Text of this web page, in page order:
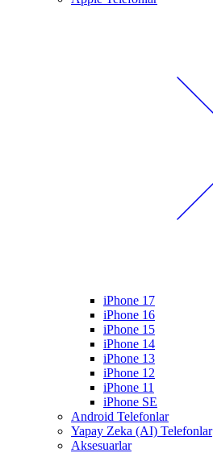
iPhone 17
iPhone 16
iPhone 15
iPhone 14
iPhone 13
iPhone 12
iPhone 11
iPhone SE
Android Telefonlar
Yapay Zeka (AI) Telefonlar
Aksesuarlar